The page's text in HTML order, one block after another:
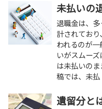
未払いの
退職金は、
計されてお
われるのが
いがスムー
は未払いの
稿では、未
遺留分と